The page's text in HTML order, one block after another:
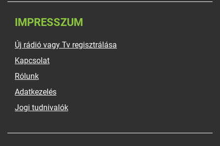
IMPRESSZUM
Új rádió vagy Tv regisztrálása
Kapcsolat
Rólunk
Adatkezelés
Jogi tudnivalók